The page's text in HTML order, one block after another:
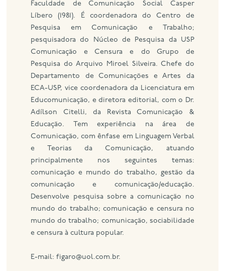
Faculdade de Comunicação Social Casper
Líbero (1981). É coordenadora do Centro de
Pesquisa em Comunicação e Trabalho;
pesquisadora do Núcleo de Pesquisa da USP
Comunicação e Censura e do Grupo de
Pesquisa do Arquivo Miroel Silveira. Chefe do
Departamento de Comunicações e Artes da
ECA-USP, vice coordenadora da Licenciatura em
Educomunicação, e diretora editorial, com o Dr.
Adílson Citelli, da Revista Comunicação &
Educação. Tem experiência na área de
Comunicação, com ênfase em Linguagem Verbal
e Teorias da Comunicação, atuando
principalmente nos seguintes temas:
comunicação e mundo do trabalho, gestão da
comunicação e comunicação/educação.
Desenvolve pesquisa sobre a comunicação no
mundo do trabalho; comunicação e censura no
mundo do trabalho; comunicação, sociabilidade
e censura à cultura popular.
E-mail: figaro@uol.com.br.